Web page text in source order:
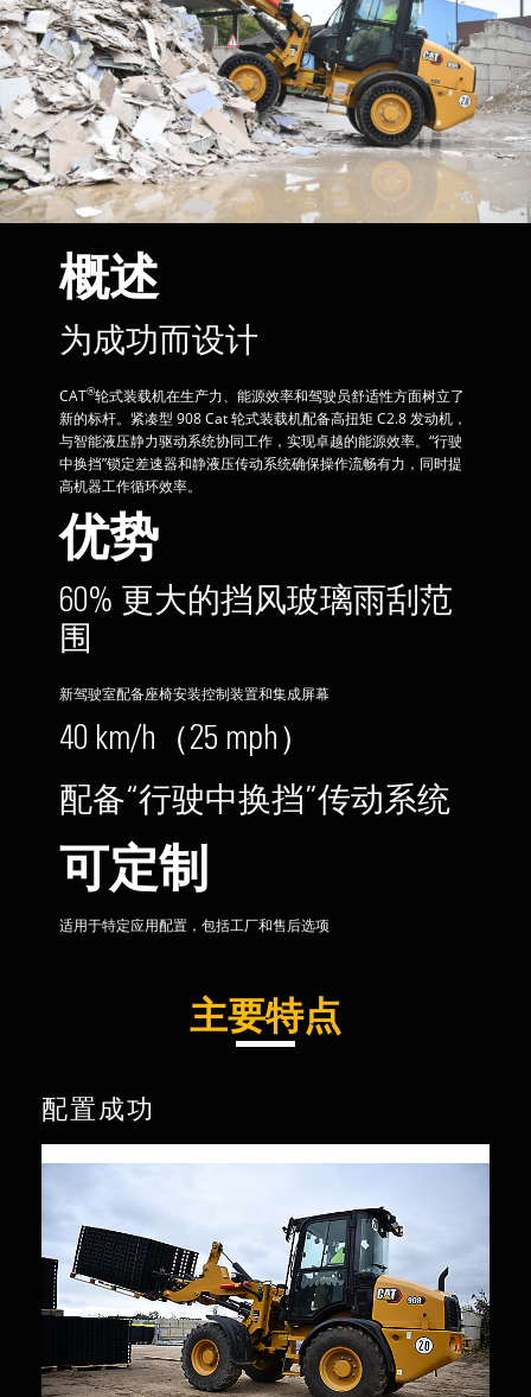
概述
为成功而设计
CAT®轮式装载机在生产力、能源效率和驾驶员舒适性方面树立了
新的标杆。紧凑型 908 Cat 轮式装载机配备高扭矩 C2.8 发动机，
与智能液压静力驱动系统协同工作，实现卓越的能源效率。“行驶
中换挡”锁定差速器和静液压传动系统确保操作流畅有力，同时提
高机器工作循环效率。
优势
60% 更大的挡风玻璃雨刮范
围
新驾驶室配备座椅安装控制装置和集成屏幕
40 km/h（25 mph）
配备“行驶中换挡”传动系统
可定制
适用于特定应用配置，包括工厂和售后选项
主要特点
配置成功